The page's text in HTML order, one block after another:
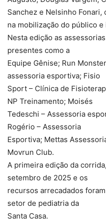
Sanchez e Nelsinho Fonari,
na mobilização do público
Nesta edição as
presentes como a
Equipe Gênise; Run
assessoria esportiva; Fisio
Sport – Clínica de
NP Treinamento; Moisés
Tedeschi – Assessoria
Rogério – Assessoria
Esportiva; Mettas
Movrun Club.
A primeira edição da
setembro de 2025 e os
recursos arrecadados
setor de pediatria da
Santa Casa.